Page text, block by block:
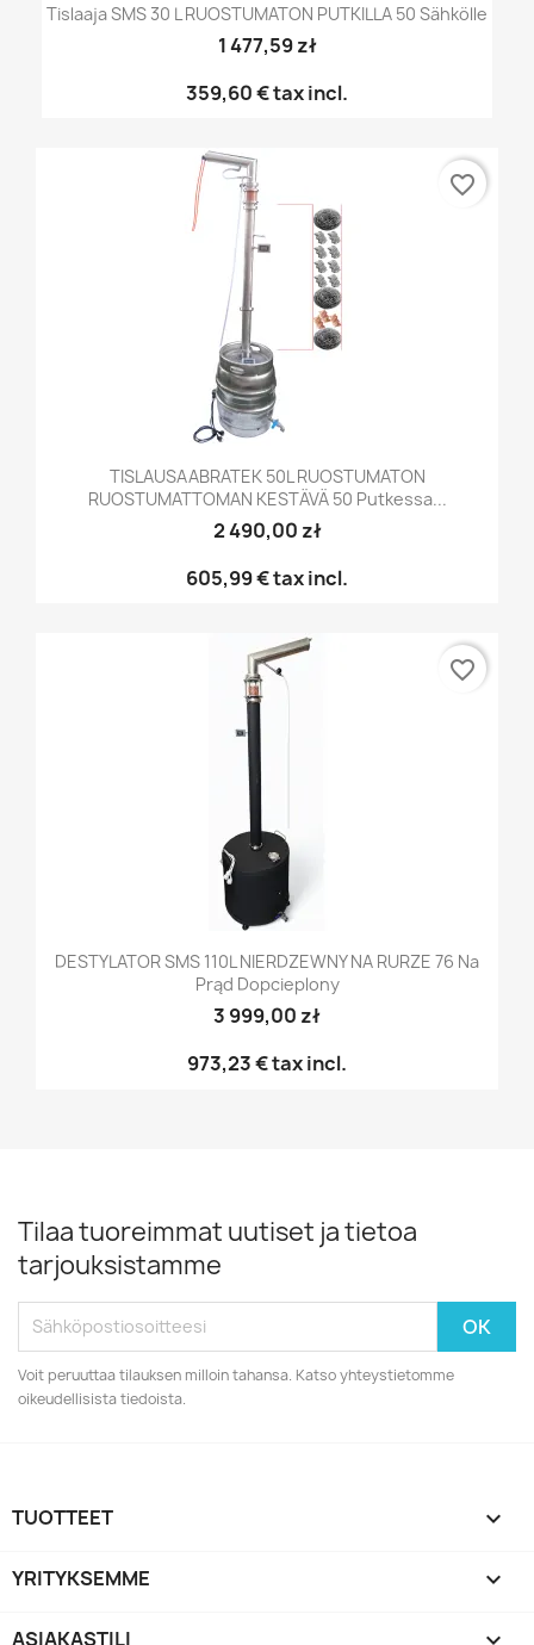
Tislaaja SMS 30 L RUOSTUMATON PUTKILLA 50 Sähkölle
1 477,59 zł
359,60 €tax incl.
TISLAUSAABRATEK 50L RUOSTUMATON
RUOSTUMATTOMAN KESTÄVÄ 50 Putkessa...
2 490,00 zł
605,99 €tax incl.
favorite_border
DESTYLATOR SMS 110L NIERDZEWNY NA RURZE 76 Na
Prąd Dopcieplony
3 999,00 zł
973,23 €tax incl.
favorite_border
Tilaa tuoreimmat uutiset ja tietoa
tarjouksistamme
Voit peruuttaa tilauksen milloin tahansa. Katso yhteystietomme
oikeudellisista tiedoista.
TUOTTEET 
YRITYKSEMME 
ASIAKASTILI